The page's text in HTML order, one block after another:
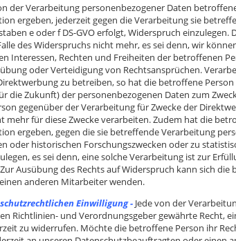
der Verarbeitung personenbezogener Daten
ergeben, jederzeit gegen die Verarbeitung sie
e oder f DS-GVO erfolgt, Widerspruch einzulegen.
des Widerspruchs nicht mehr, es sei denn, wir
Interessen, Rechten und Freiheiten der betroffenen
oder Verteidigung von Rechtsansprüchen.
zu betreiben, so hat die betroffene
die Zukunft) der personenbezogenen Daten zum
gegenüber der Verarbeitung für Zwecke der
mehr für diese Zwecke verarbeiten. Zudem hat die
ergeben, gegen die sie betreffende Verarbeitung
oder historischen Forschungszwecken oder zu
es sei denn, eine solche Verarbeitung ist zur
Ausübung des Rechts auf Widerspruch kann sich
anderen Mitarbeiter wenden.
Einwilligung - Jede von der
Richtlinien- und Verordnungsgeber gewährte Recht,
zu widerrufen. Möchte die betroffene Person ihr